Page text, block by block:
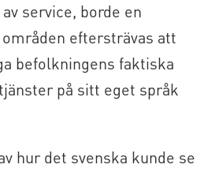
service, borde en
eftersträvas att
befolkningens faktiska
på sitt eget språk
hur det svenska kunde se